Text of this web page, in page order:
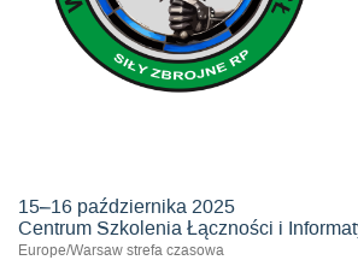
15–16 października 2025
Centrum Szkolenia Łączności i
Europe/Warsaw strefa czasowa